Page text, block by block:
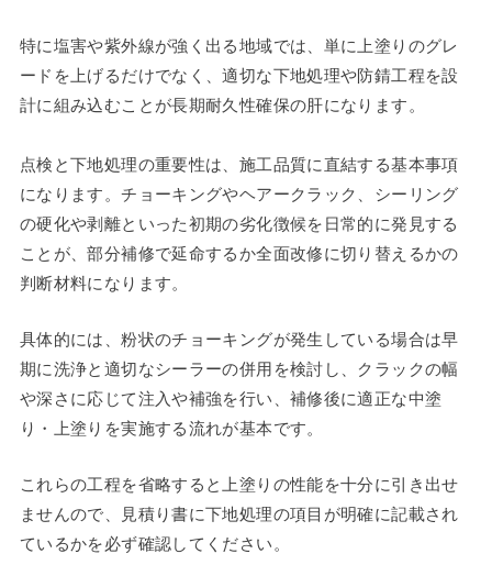
特に塩害や紫外線が強く出る地域では、単に上塗りのグレ
ードを上げるだけでなく、適切な下地処理や防錆工程を設
計に組み込むことが長期耐久性確保の肝になります。
点検と下地処理の重要性は、施工品質に直結する基本事項
になります。チョーキングやヘアークラック、シーリング
の硬化や剥離といった初期の劣化徴候を日常的に発見する
ことが、部分補修で延命するか全面改修に切り替えるかの
判断材料になります。
具体的には、粉状のチョーキングが発生している場合は早
期に洗浄と適切なシーラーの併用を検討し、クラックの幅
や深さに応じて注入や補強を行い、補修後に適正な中塗
り・上塗りを実施する流れが基本です。
これらの工程を省略すると上塗りの性能を十分に引き出せ
ませんので、見積り書に下地処理の項目が明確に記載され
ているかを必ず確認してください。